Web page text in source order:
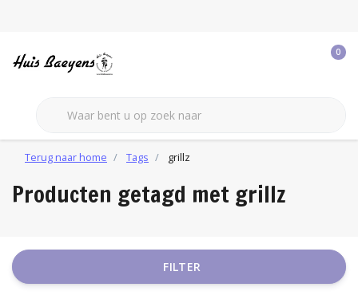
0
Terug naar home Tags grillz
Producten getagd met grillz
FILTER